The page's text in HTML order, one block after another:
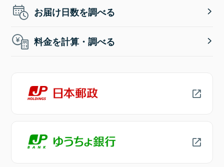
お届け日数を調べる
料金を計算・調べる